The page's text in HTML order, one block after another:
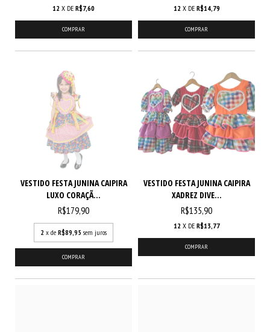
12 X DE R$7,60
COMPRAR
12 X DE R$14,79
COMPRAR
VESTIDO FESTA JUNINA CAIPIRA
LUXO CORAÇÃ...
R$179,90
2 x de R$89,95 sem juros
COMPRAR
VESTIDO FESTA JUNINA CAIPIRA
XADREZ DIVE...
R$135,90
12 X DE R$13,77
COMPRAR